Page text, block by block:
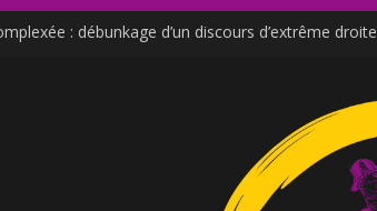
: débunkage d’un discours d’extrême droite